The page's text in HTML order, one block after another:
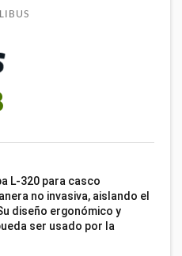
LIBUS
L-320 para casco
no invasiva, aislando el
diseño ergonómico y
ser usado por la